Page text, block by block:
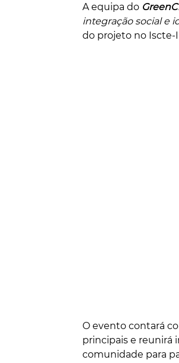
A equipa do
integração social e
do projeto no Iscte-
O evento contará
principais e reunirá
comunidade para